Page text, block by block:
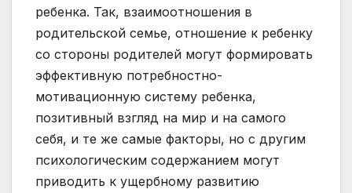
ребенка. Так, взаимоотношения в
родительской семье, отношение к ребенку
со стороны родителей могут формировать
эффективную потребностно-
мотивационную систему ребенка,
позитивный взгляд на мир и на самого
себя, и те же самые факторы, но с другим
психологическим содержанием могут
приводить к ущербному развитию